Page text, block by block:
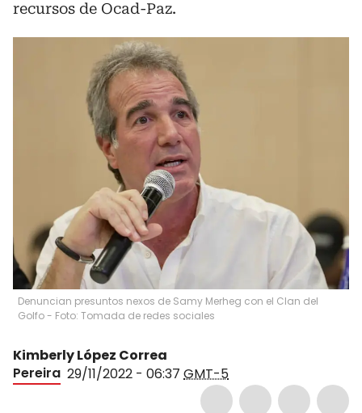
recursos de Ocad-Paz.
Denuncian presuntos nexos de Samy Merheg con el Clan del
Golfo - Foto: Tomada de redes sociales
Kimberly López Correa
Pereira 29/11/2022 - 06:37 GMT-5